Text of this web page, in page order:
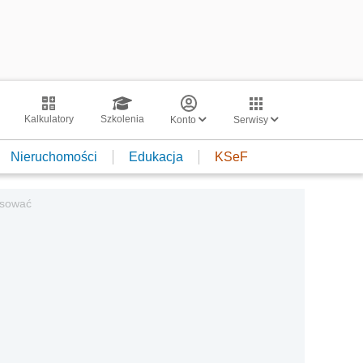
Kalkulatory Szkolenia Konto Serwisy
Nieruchomości Edukacja KSeF